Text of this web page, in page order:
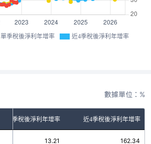
單季稅後淨利年增率 近4季稅後淨利年增率
數據單位：%
單季稅後淨利年增率 近4季稅後淨利年增率
13.21 162.34